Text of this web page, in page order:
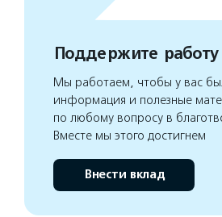
Поддержите
Мы работаем, чтобы у вас
информация и полезные
по любому вопросу в
Вместе мы этого достигнем
Внести вклад